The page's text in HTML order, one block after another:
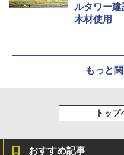
ルタワー
木材使用
もっと
トッ
おすすめ記事